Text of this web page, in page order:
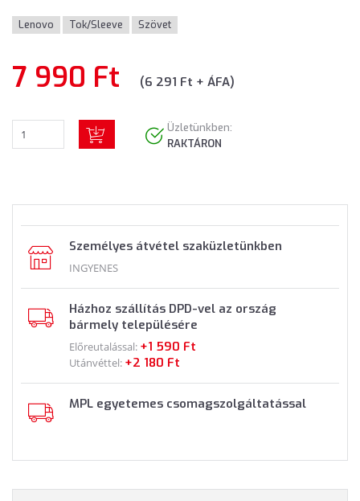
Lenovo Tok/Sleeve Szövet
7 990 Ft (6 291 Ft + ÁFA)
Üzletünkben:
RAKTÁRON
Személyes átvétel szaküzletünkben
INGYENES
Házhoz szállítás DPD-vel az ország
bármely településére
Előreutalással: +1 590 Ft
Utánvéttel: +2 180 Ft
MPL egyetemes csomagszolgáltatással